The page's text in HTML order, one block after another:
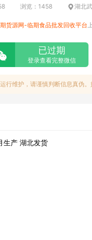
浏览：1458 湖北
货源网-临期食品批发回收平台
已过期
登录查看完整微信
行维护，请谨慎判断信息真伪
生产 湖北发货